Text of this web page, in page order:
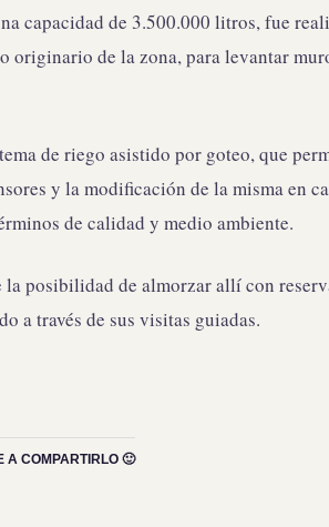
capacidad de 3.500.000 litros, fue
originario de la zona, para levantar
de riego asistido por goteo, que
y la modificación de la misma en
de calidad y medio ambiente.
posibilidad de almorzar allí con
a través de sus visitas guiadas.
A COMPARTIRLO 🙂